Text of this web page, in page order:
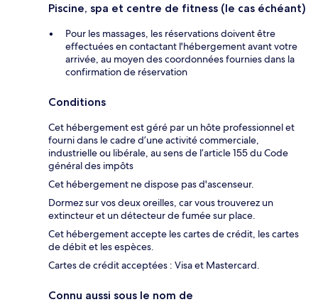
Piscine, spa et centre de fitness (le cas échéant)
Pour les massages, les réservations doivent être
effectuées en contactant l'hébergement avant votre
arrivée, au moyen des coordonnées fournies dans la
confirmation de réservation
Conditions
Cet hébergement est géré par un hôte professionnel et
fourni dans le cadre d’une activité commerciale,
industrielle ou libérale, au sens de l’article 155 du Code
général des impôts
Cet hébergement ne dispose pas d'ascenseur.
Dormez sur vos deux oreilles, car vous trouverez un
extincteur et un détecteur de fumée sur place.
Cet hébergement accepte les cartes de crédit, les cartes
de débit et les espèces.
Cartes de crédit acceptées : Visa et Mastercard.
Connu aussi sous le nom de